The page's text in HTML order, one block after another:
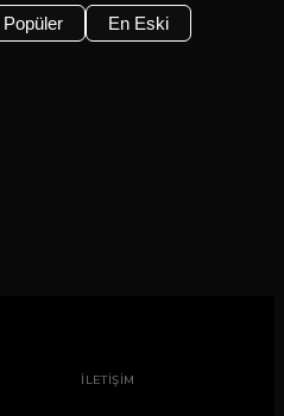
Popüler En Eski
İLETİŞİM